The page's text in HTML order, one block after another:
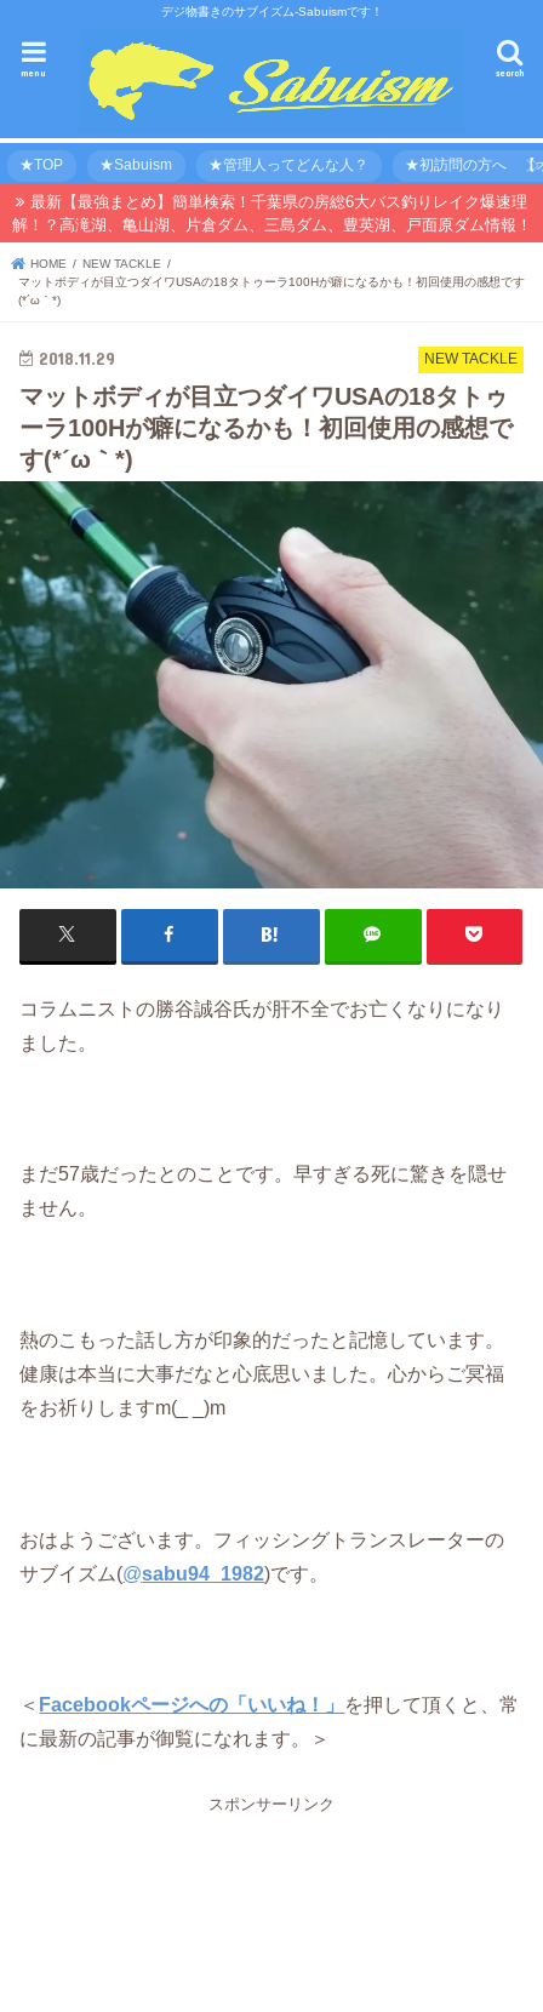
デジ物書きのサブイズム-Sabuismです！
search
menu
★TOP ★Sabuism ★管理人ってどんな人？ ★初訪問の方へ 【
最新【最強まとめ】簡単検索！千葉県の房総6大バス釣りレイク爆速理
解！？高滝湖、亀山湖、片倉ダム、三島ダム、豊英湖、戸面原ダム情報！
HOME
NEW TACKLE
マットボディが目立つダイワUSAの18タトゥーラ100Hが癖になるかも！初回使用の感想です
(*´ω｀*)
NEW TACKLE
2018.11.29
マットボディが目立つダイワUSAの18タトゥ
ーラ100Hが癖になるかも！初回使用の感想で
す(*´ω｀*)
コラムニストの勝谷誠谷氏が肝不全でお亡くなりになり
ました。
まだ57歳だったとのことです。早すぎる死に驚きを隠せ
ません。
熱のこもった話し方が印象的だったと記憶しています。
健康は本当に大事だなと心底思いました。心からご冥福
をお祈りしますm(_ _)m
おはようございます。フィッシングトランスレーターの
サブイズム(@sabu94_1982)です。
＜ Facebookページへの「いいね！」 を押して頂くと、常
に最新の記事が御覧になれます。＞
スポンサーリンク